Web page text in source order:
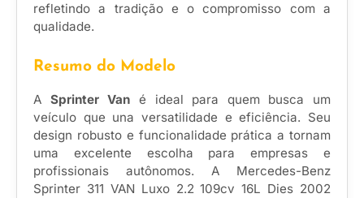
refletindo a tradição e o compromisso com a
qualidade.
Resumo do Modelo
A Sprinter Van é ideal para quem busca um
veículo que una versatilidade e eficiência. Seu
design robusto e funcionalidade prática a tornam
uma excelente escolha para empresas e
profissionais autônomos. A Mercedes-Benz
Sprinter 311 VAN Luxo 2.2 109cv 16L Dies 2002